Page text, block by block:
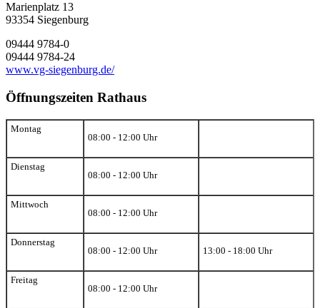
Marienplatz 13
93354 Siegenburg
09444 9784-0
09444 9784-24
www.vg-siegenburg.de/
Öffnungszeiten Rathaus
Montag
08:00 - 12:00 Uhr
Dienstag
08:00 - 12:00 Uhr
Mittwoch
08:00 - 12:00 Uhr
Donnerstag
08:00 - 12:00 Uhr
13:00 - 18:00 Uhr
Freitag
08:00 - 12:00 Uhr